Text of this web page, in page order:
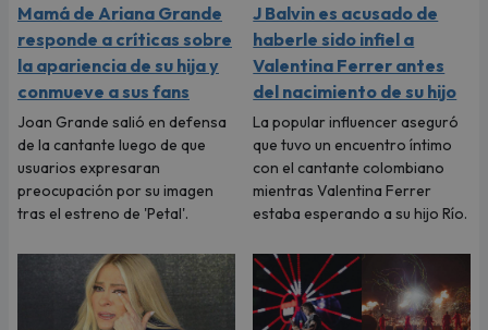
Mamá de Ariana Grande
responde a críticas sobre
la apariencia de su hija y
conmueve a sus fans
Joan Grande salió en defensa
de la cantante luego de que
usuarios expresaran
preocupación por su imagen
tras el estreno de 'Petal'.
J Balvin es acusado de
haberle sido infiel a
Valentina Ferrer antes
del nacimiento de su hijo
La popular influencer aseguró
que tuvo un encuentro íntimo
con el cantante colombiano
mientras Valentina Ferrer
estaba esperando a su hijo Río.